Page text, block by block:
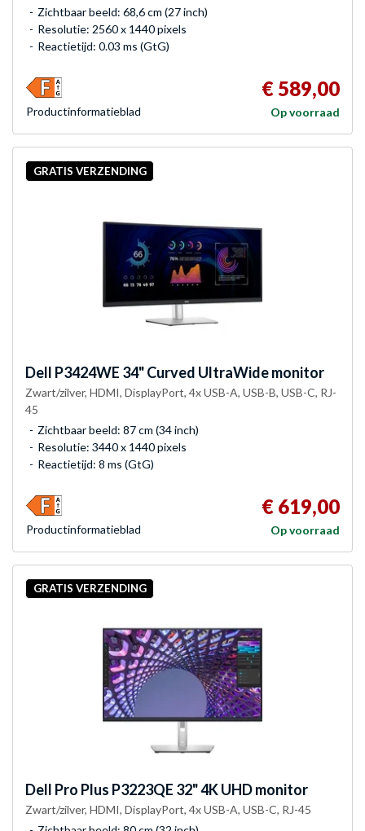
Zichtbaar beeld: 68,6 cm (27 inch)
Resolutie: 2560 x 1440 pixels
Reactietijd: 0.03 ms (GtG)
€ 589,00
Op voorraad
Product­informatieblad
GRATIS VERZENDING
Dell P3424WE 34" Curved UltraWide monitor
Zwart/zilver, HDMI, DisplayPort, 4x USB-A, USB-B, USB-C, RJ-
45
Zichtbaar beeld: 87 cm (34 inch)
Resolutie: 3440 x 1440 pixels
Reactietijd: 8 ms (GtG)
€ 619,00
Op voorraad
Product­informatieblad
GRATIS VERZENDING
Dell Pro Plus P3223QE 32" 4K UHD monitor
Zwart/zilver, HDMI, DisplayPort, 4x USB-A, USB-C, RJ-45